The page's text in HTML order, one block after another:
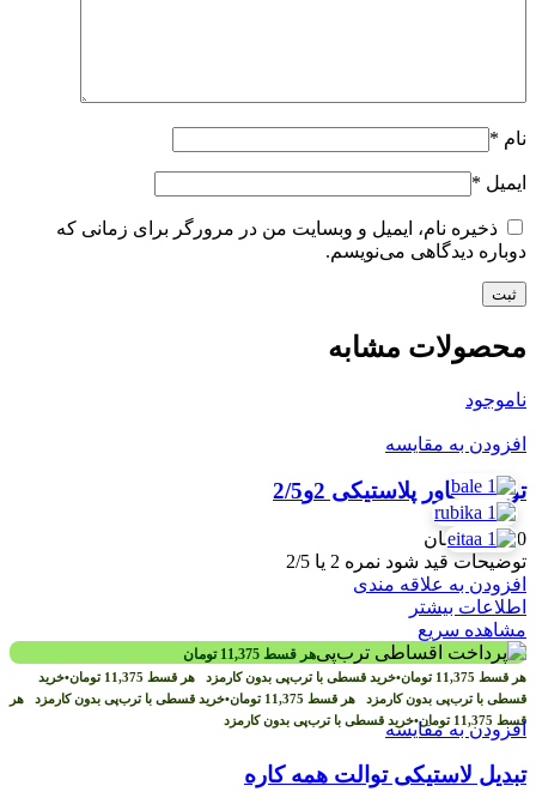
نام *
ایمیل *
ذخیره نام، ایمیل و وبسایت من در مرورگر برای زمانی که
دوباره دیدگاهی می‌نویسم.
محصولات مشابه
ناموجود
افزودن به مقایسه
توپی شناور پلاستیکی 2و2/5
68,000 تومان
توضیحات قید شود نمره 2 یا 2/5
افزودن به علاقه مندی
اطلاعات بیشتر
مشاهده سریع
هر قسط 11,375 تومان
هر قسط 11,375 تومان•خرید قسطی با ترب‌پی بدون کارمزد هر قسط 11,375 تومان•خرید
قسطی با ترب‌پی بدون کارمزد هر قسط 11,375 تومان•خرید قسطی با ترب‌پی بدون کارمزد هر
قسط 11,375 تومان•خرید قسطی با ترب‌پی بدون کارمزدافزودن به مقایسه
تبدیل لاستیکی توالت همه کاره